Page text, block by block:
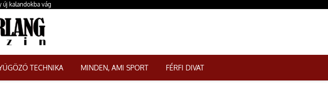
új kalandokba vág
TECHNIKA MINDEN, AMI SPORT FÉRFI DIVAT